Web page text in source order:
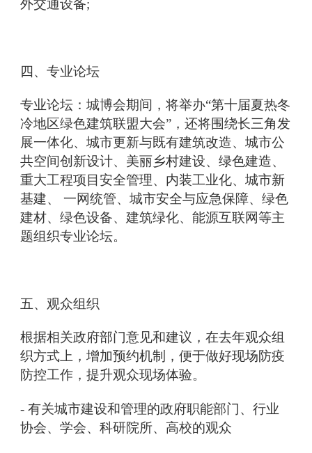
外交通设备;
四、专业论坛
专业论坛：城博会期间，将举办“第十届夏热冬
冷地区绿色建筑联盟大会”，还将围绕长三角发
展一体化、城市更新与既有建筑改造、城市公
共空间创新设计、美丽乡村建设、绿色建造、
重大工程项目安全管理、内装工业化、城市新
基建、 一网统管、城市安全与应急保障、绿色
建材、绿色设备、建筑绿化、能源互联网等主
题组织专业论坛。
五、观众组织
根据相关政府部门意见和建议，在去年观众组
织方式上，增加预约机制，便于做好现场防疫
防控工作，提升观众现场体验。
- 有关城市建设和管理的政府职能部门、行业
协会、学会、科研院所、高校的观众